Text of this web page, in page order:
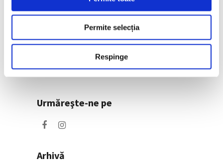
Permite selecția
Respinge
Categorii
Artǎ
Societate
Urmăreşte-ne pe
Arhivă